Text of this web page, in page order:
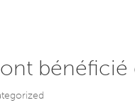
bénéficié